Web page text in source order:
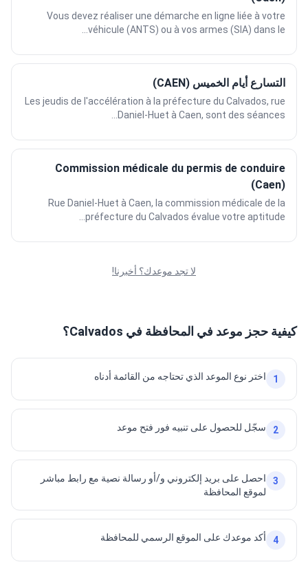
Vous devez réaliser une démarche en ligne liée à votre
véhicule (ANTS) ou à vos armes (SIA) dans le...
التسارع أيام الخميس (CAEN)
Les jeudis de l'accélération à la préfecture du Calvados, rue
Daniel-Huet à Caen, sont des séances...
Commission médicale du permis de conduire
(Caen)
Rue Daniel-Huet à Caen, la commission médicale de la
préfecture du Calvados évalue votre aptitude...
لا تجد موعدك؟ أخبرنا!
كيفية حجز موعد في المحافظة في Calvados؟
1 اختر نوع الموعد الذي تحتاجه من القائمة أدناه
2 سجّل للحصول على تنبيه فور فتح موعد
3
احصل على بريد إلكتروني و/أو رسالة نصية مع رابط مباشر
لموقع المحافظة
4 أكد موعدك على الموقع الرسمي للمحافظة